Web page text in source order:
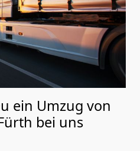
ein Umzug von
bei uns